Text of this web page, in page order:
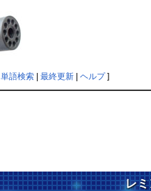
単語検索| 最終更新| ヘルプ]
レ